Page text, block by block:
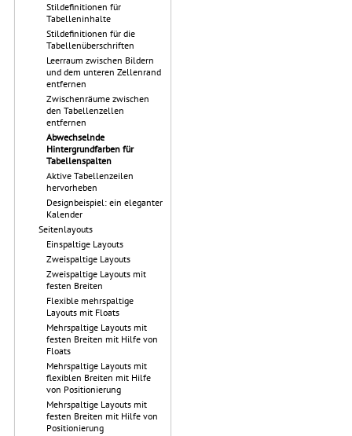
Stildefinitionen für
Tabelleninhalte
Stildefinitionen für die
Tabellenüberschriften
Leerraum zwischen Bildern
und dem unteren Zellenrand
entfernen
Zwischenräume zwischen
den Tabellenzellen
entfernen
Abwechselnde
Hintergrundfarben für
Tabellenspalten
Aktive Tabellenzeilen
hervorheben
Designbeispiel: ein eleganter
Kalender
Seitenlayouts
Einspaltige Layouts
Zweispaltige Layouts
Zweispaltige Layouts mit
festen Breiten
Flexible mehrspaltige
Layouts mit Floats
Mehrspaltige Layouts mit
festen Breiten mit Hilfe von
Floats
Mehrspaltige Layouts mit
flexiblen Breiten mit Hilfe
von Positionierung
Mehrspaltige Layouts mit
festen Breiten mit Hilfe von
Positionierung